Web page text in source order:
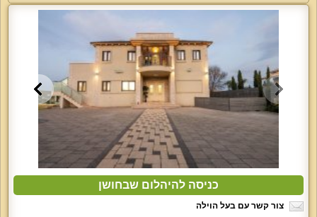
כניסה להיהלום שבחושן
צור קשר עם בעל הוילה